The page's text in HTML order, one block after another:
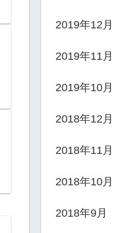
2019年12月
2019年11月
2019年10月
2018年12月
2018年11月
2018年10月
2018年9月